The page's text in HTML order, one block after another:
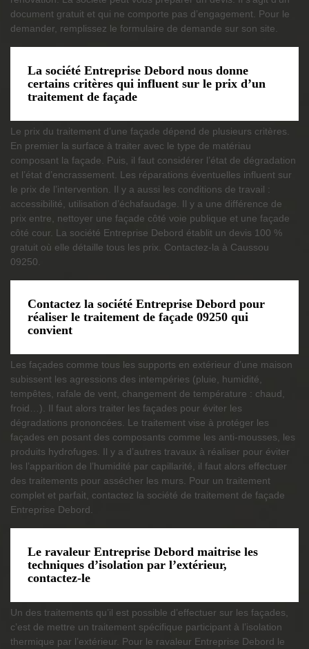
document gratuit et qui ne comporte pas d’engagement. Pour le
demander, remplissez le formulaire de demande sur son site.
La société Entreprise Debord nous donne
certains critères qui influent sur le prix d’un
traitement de façade
Le prix du traitement d’une façade dépend de plusieurs critères.
En premier la surface à traiter avec le type de matériau
composant la façade. Puis, il faut considérer l’état de dégradation
et l’état d’encrassement. Les réparations éventuelles influent sur
le prix de l’intervention. Il y a aussi les conditions de travail :
accessibilité, utilisation d’échafaudage. Il y a une différence de
prix entre, nettoyer une façade côté voie publique et une façade
côté cour. La société Entreprise Debord établit un devis 100 %
gratuit où elle détaille tous les prix. Contactez-la à Caussou
09250.
Contactez la société Entreprise Debord pour
réaliser le traitement de façade 09250 qui
convient
Les façades comme tous les supports en extérieur d’une maison
subissent les agressions des intempéries (pluie, humidité,
tempêtes, rafale de vent, changement de température : chaud,
froid…). Il faut alors traiter les façades pour éviter les
dégradations prononcées. Le traitement vise à protéger les
façades en posant des composants comme les anti-mousses, les
produits hydrofuges. Il y a d’autres travaux à réaliser pour éviter
les l’apparition de l’humidité par capillarité, il faut alors effectuer
des traitements pour assécher les murs. Pour un traitement
complet et parfait, contactez la société de traitement de façade
Entreprise Debord.
Le ravaleur Entreprise Debord maitrise les
techniques d’isolation par l’extérieur,
contactez-le
Un des traitements qu’il est possible d’effectuer sur les façades,
c’est de mettre un traitement spécifique participant à l’isolation
thermique par l’extérieur. Pour le ravaleur Entreprise Debord le